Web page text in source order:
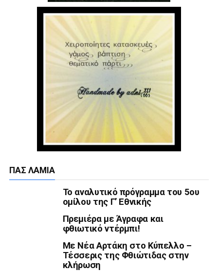
ΠΑΣ ΛΑΜΊΑ
Το αναλυτικό πρόγραμμα του 5ου
ομίλου της Γ’ Εθνικής
Πρεμιέρα με Άγραφα και
φθιωτικό ντέρμπι!
Με Νέα Αρτάκη στο Κύπελλο –
Τέσσερις της Φθιώτιδας στην
κλήρωση